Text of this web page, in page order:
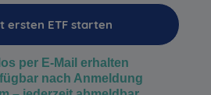
ersten ETF starten
per E-Mail erhalten
nach Anmeldung